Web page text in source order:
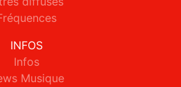
INFOS
Infos
Musique